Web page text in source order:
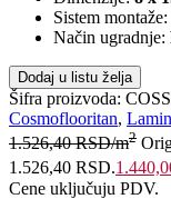
Sistem montaže:
Način ugradnje:
Dodaj u listu želja
Šifra proizvoda:
Cosmoflooritan,
1.526,40RSD/m2
1.526,40 RSD.
Cene uključuju PDV.